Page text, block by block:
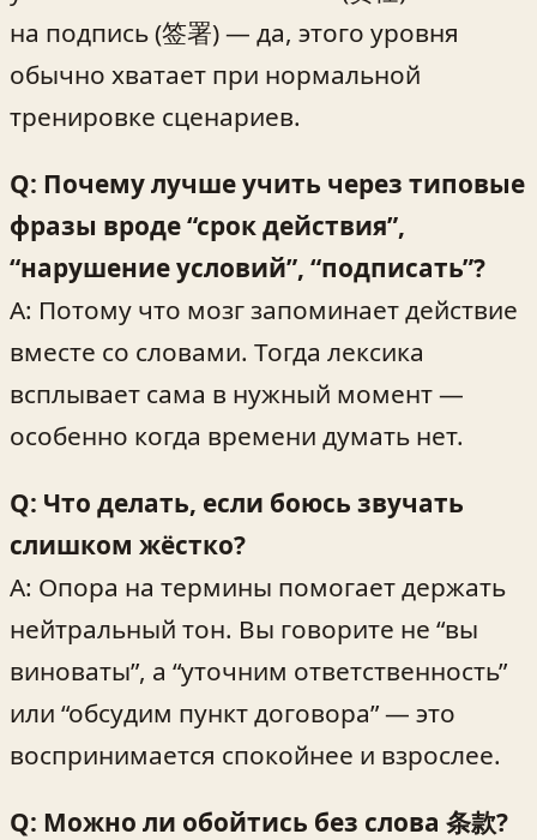
на подпись (签署) — да, этого уровня
обычно хватает при нормальной
тренировке сценариев.
Q: Почему лучше учить через типовые
фразы вроде “срок действия”,
“нарушение условий”, “подписать”?
A: Потому что мозг запоминает действие
вместе со словами. Тогда лексика
всплывает сама в нужный момент —
особенно когда времени думать нет.
Q: Что делать, если боюсь звучать
слишком жёстко?
A: Опора на термины помогает держать
нейтральный тон. Вы говорите не “вы
виноваты”, а “уточним ответственность”
или “обсудим пункт договора” — это
воспринимается спокойнее и взрослее.
Q: Можно ли обойтись без слова 条款?